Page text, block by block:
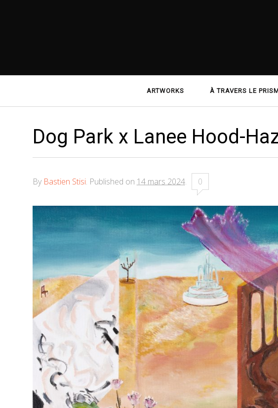
ARTWORKS À TRAVERS LE
Dog Park x Lanee Hood-
By Bastien Stisi. Published on 14 mars 2024. 0